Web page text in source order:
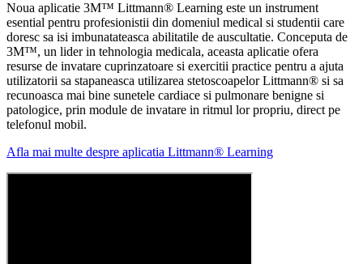
Noua aplicatie 3M™ Littmann® Learning este un instrument
esential pentru profesionistii din domeniul medical si studentii care
doresc sa isi imbunatateasca abilitatile de auscultatie. Conceputa de
3M™, un lider in tehnologia medicala, aceasta aplicatie ofera
resurse de invatare cuprinzatoare si exercitii practice pentru a ajuta
utilizatorii sa stapaneasca utilizarea stetoscoapelor Littmann® si sa
recunoasca mai bine sunetele cardiace si pulmonare benigne si
patologice, prin module de invatare in ritmul lor propriu, direct pe
telefonul mobil.
Afla mai multe despre aplicatia Littmann® Learning